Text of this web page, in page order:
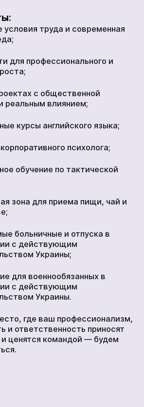
труда и современная
для профессионального и
с общественной
реальным влиянием;
курсы английского языка;
психолога;
обучение по тактической
зона для приема пищи, чай и
больничные и отпуска в
с действующим
Украины;
для военнообязанных в
с действующим
Украины.
где ваш профессионализм,
и ответственность приносят
и ценятся командой — будем